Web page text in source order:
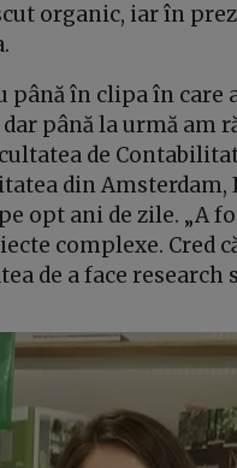
organic, iar în
până în clipa în care
până la urmă am
de
din Amsterdam,
opt ani de zile. „A
complexe. Cred
de a face research